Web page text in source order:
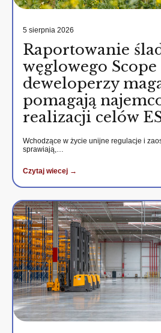
5 sierpnia 2026
Raportowanie
węglowego Scope
deweloperzy
pomagają
realizacji celów
Wchodzące w życie unijne regulacje i
sprawiają,…
Czytaj wiecej →